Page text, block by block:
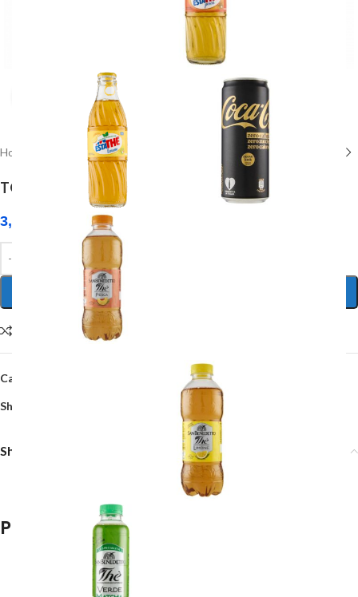
Click to enlarge
Home Prodotti per casa e cucina
TOVAGLIOLI CARTA 1 velo conf. da 160 pz
3,00
AGGIUNGI AL CARRELLO
Add to wishlist
Categoria:
Share:
Shipping & Delivery
Prodotti correlati